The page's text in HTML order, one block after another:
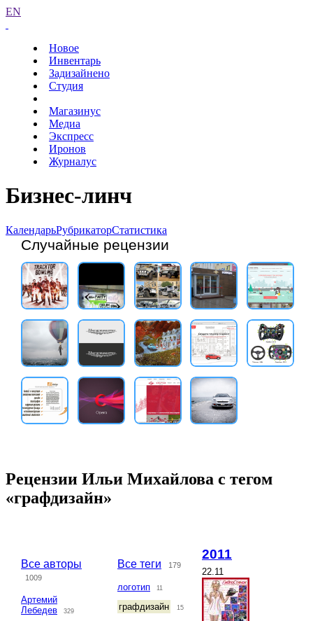
EN
Новое
Инвентарь
Задизайнено
Студия
Магазинус
Медиа
Экспресс
Иронов
Журналус
Бизнес-линч
КалендарьРубрикаторСтатистика
Случайные рецензии
Рецензии Ильи Михайлова с тегом
«графдизайн»
Все авторы
1009
Артемий
Лебедев
329
Все теги 179
логотип 11
графдизайн 15
2011
22.11